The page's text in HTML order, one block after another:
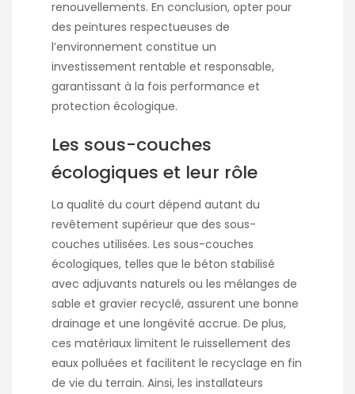
renouvellements. En conclusion, opter pour
des peintures respectueuses de
l’environnement constitue un
investissement rentable et responsable,
garantissant à la fois performance et
protection écologique.
Les sous-couches
écologiques et leur rôle
La qualité du court dépend autant du
revêtement supérieur que des sous-
couches utilisées. Les sous-couches
écologiques, telles que le béton stabilisé
avec adjuvants naturels ou les mélanges de
sable et gravier recyclé, assurent une bonne
drainage et une longévité accrue. De plus,
ces matériaux limitent le ruissellement des
eaux polluées et facilitent le recyclage en fin
de vie du terrain. Ainsi, les installateurs